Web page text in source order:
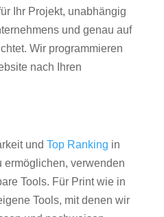
Ihr Projekt, unabhängig
und genau auf
Wir programmieren
nach Ihren
und Top Ranking in
ermöglichen, verwenden
Tools. Für Print wie in
Tools, mit denen wir